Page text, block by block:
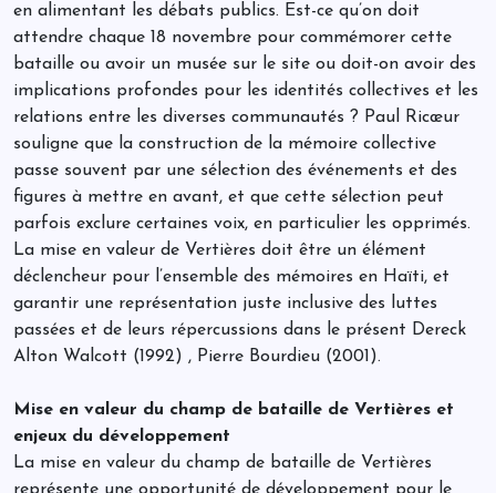
en alimentant les débats publics. Est-ce qu’on doit
attendre chaque 18 novembre pour commémorer cette
bataille ou avoir un musée sur le site ou doit-on avoir des
implications profondes pour les identités collectives et les
relations entre les diverses communautés ? Paul Ricœur
souligne que la construction de la mémoire collective
passe souvent par une sélection des événements et des
figures à mettre en avant, et que cette sélection peut
parfois exclure certaines voix, en particulier les opprimés.
La mise en valeur de Vertières doit être un élément
déclencheur pour l’ensemble des mémoires en Haïti, et
garantir une représentation juste inclusive des luttes
passées et de leurs répercussions dans le présent Dereck
Alton Walcott (1992) , Pierre Bourdieu (2001).
Mise en valeur du champ de bataille de Vertières et
enjeux du développement
La mise en valeur du champ de bataille de Vertières